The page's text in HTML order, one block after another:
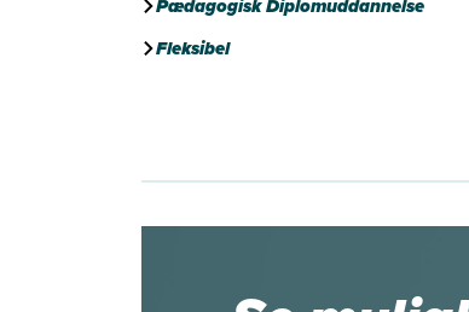
Pædagogisk Diplomuddannelse
Fleksibel